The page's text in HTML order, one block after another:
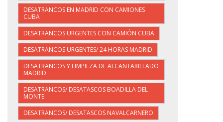
DESATRANCOS EN MADRID CON CAMIONES
CUBA
DESATRANCOS URGENTES CON CAMIÓN CUBA
DESATRANCOS URGENTES/ 24 HORAS MADRID
DESATRANCOS Y LIMPIEZA DE ALCANTARILLADO
MADRID
DESATRANCOS/ DESATASCOS BOADILLA DEL
MONTE
DESATRANCOS/ DESATASCOS NAVALCARNERO